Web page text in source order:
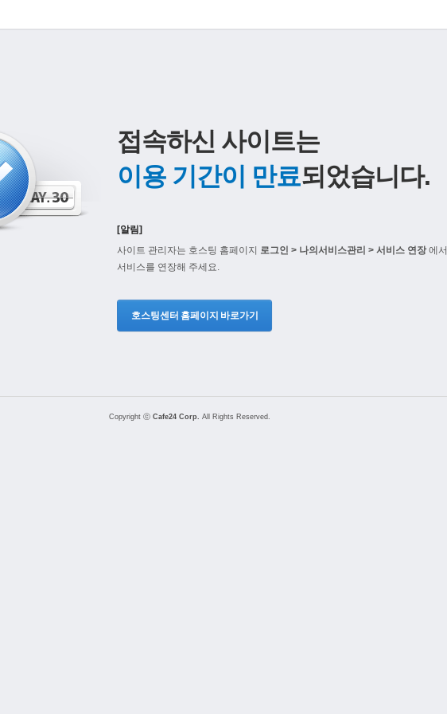
접속하신 사이트는
이용 기간이 만료되었습니다.
[알림]
사이트 관리자는 호스팅 홈페이지 로그인 > 나의서비스관리 > 서비스 연장에서
서비스를 연장해 주세요.
호스팅센터 홈페이지 바로가기
Copyright ⓒ Cafe24 Corp. All Rights Reserved.